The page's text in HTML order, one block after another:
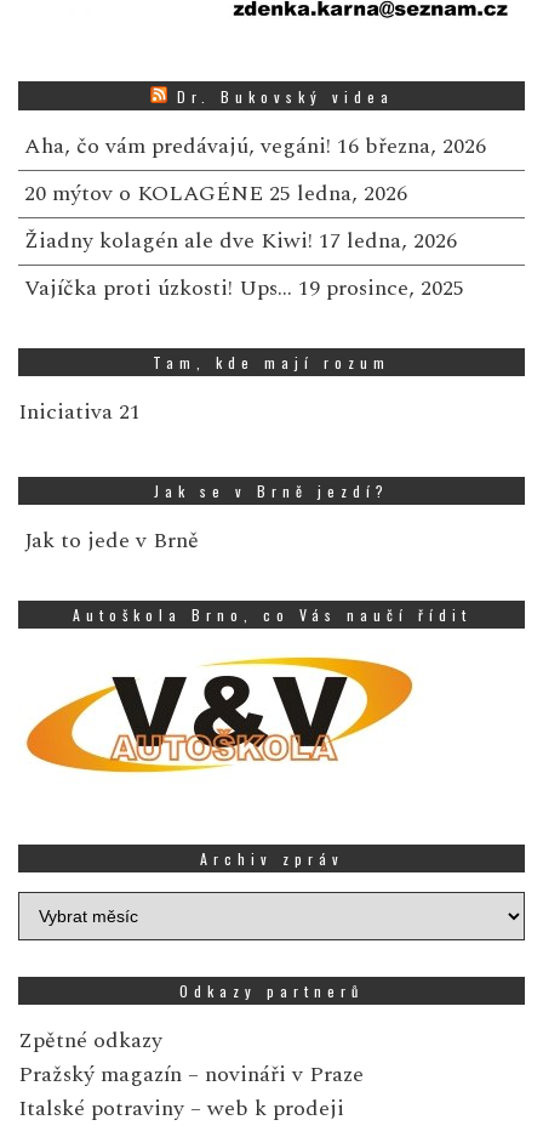
Dr. Bukovský videa
Aha, čo vám predávajú, vegáni! 16 března, 2026
20 mýtov o KOLAGÉNE 25 ledna, 2026
Žiadny kolagén ale dve Kiwi! 17 ledna, 2026
Vajíčka proti úzkosti! Ups… 19 prosince, 2025
Tam, kde mají rozum
Iniciativa 21
Jak se v Brně jezdí?
Jak to jede v Brně
Autoškola Brno, co Vás naučí řídit
Archiv zpráv
Archiv
zpráv
Odkazy partnerů
Zpětné odkazy
Pražský magazín – novináři v Praze
Italské potraviny – web k prodeji